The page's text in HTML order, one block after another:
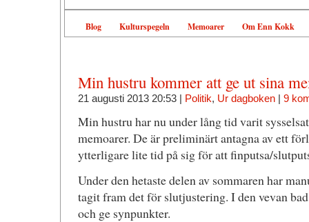
Blog Kulturspegeln Memoarer Om Enn Kokk
Min hustru kommer att ge ut sina
21 augusti 2013 20:53 | Politik, Ur dagboken| 9
Min hustru har nu under lång tid varit
memoarer. De är preliminärt antagna av ett
ytterligare lite tid på sig för att finputsa/
Under den hetaste delen av sommaren har
tagit fram det för slutjustering. I den vevan
och ge synpunkter.